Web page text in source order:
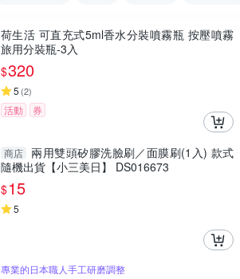
荷生活 可直充式5ml香水分裝噴霧瓶 按壓噴霧
旅用分裝瓶-3入
$320
5 (2)
活動 券
商店 兩用雙頭矽膠洗臉刷／面膜刷(1入) 款式
隨機出貨【小三美日】 DS016673
$15
5
專業的日本職人手工研磨調整